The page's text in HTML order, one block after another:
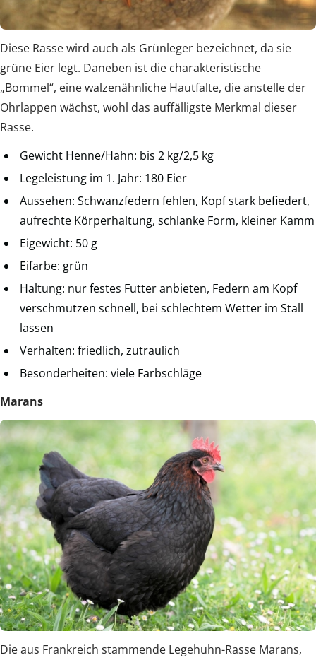
Diese Rasse wird auch als Grünleger bezeichnet, da sie
grüne Eier legt. Daneben ist die charakteristische
„Bommel“, eine walzenähnliche Hautfalte, die anstelle der
Ohrlappen wächst, wohl das auffälligste Merkmal dieser
Rasse.
Gewicht Henne/Hahn: bis 2 kg/2,5 kg
Legeleistung im 1. Jahr: 180 Eier
Aussehen: Schwanzfedern fehlen, Kopf stark befiedert,
aufrechte Körperhaltung, schlanke Form, kleiner Kamm
Eigewicht: 50 g
Eifarbe: grün
Haltung: nur festes Futter anbieten, Federn am Kopf
verschmutzen schnell, bei schlechtem Wetter im Stall
lassen
Verhalten: friedlich, zutraulich
Besonderheiten: viele Farbschläge
Marans
Die aus Frankreich stammende Legehuhn-Rasse Marans,